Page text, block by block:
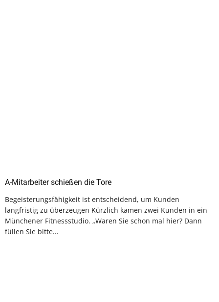
A-Mitarbeiter schießen die Tore
Begeisterungsfähigkeit ist entscheidend, um Kunden
langfristig zu überzeugen Kürzlich kamen zwei Kunden in ein
Münchener Fitnessstudio. „Waren Sie schon mal hier? Dann
füllen Sie bitte...